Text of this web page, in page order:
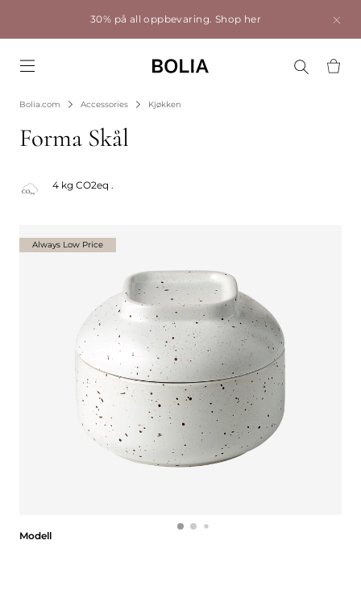
30% på all oppbevaring. Shop her
Bolia.com Accessories Kjøkken
Forma Skål
4 kg CO2eq .
Modell
Always Low Price